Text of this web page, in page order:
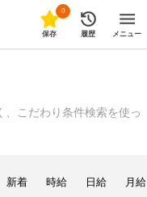
0
保存 履歴 メニュー
こだわり条件検索を使っ
新着 時給 日給 月給